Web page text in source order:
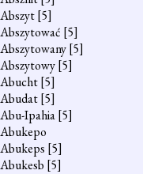
Abszyt[5]
Abszytować [5]
Abszytowany[5]
Abszytowy[5]
Abucht[5]
Abudat[5]
Abu-Ipahia[5]
Abukepo
Abukeps [5]
Abukesb [5]